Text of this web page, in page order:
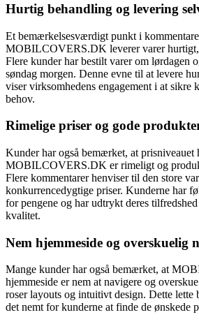
Hurtig behandling og levering
Et bemærkelsesværdigt punkt i
MOBILCOVERS.DK leverer varer hurtigt,
Flere kunder har bestilt varer om lørdagen
søndag morgen. Denne evne til at levere
viser virksomhedens engagement i at sikre
behov.
Rimelige priser og gode
Kunder har også bemærket, at prisniveauet
MOBILCOVERS.DK er rimeligt og
Flere kommentarer henviser til den store
konkurrencedygtige priser. Kunderne har
for pengene og har udtrykt deres
kvalitet.
Nem hjemmeside og overskuelig
Mange kunder har også bemærket, at
hjemmeside er nem at navigere og
roser layouts og intuitivt design. Dette lette
det nemt for kunderne at finde de ønskede